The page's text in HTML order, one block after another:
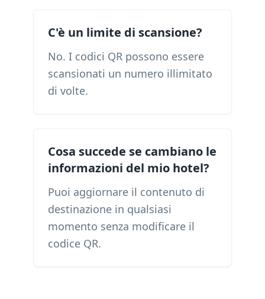
C'è un limite di scansione?
No. I codici QR possono essere
scansionati un numero illimitato
di volte.
Cosa succede se cambiano le
informazioni del mio hotel?
Puoi aggiornare il contenuto di
destinazione in qualsiasi
momento senza modificare il
codice QR.